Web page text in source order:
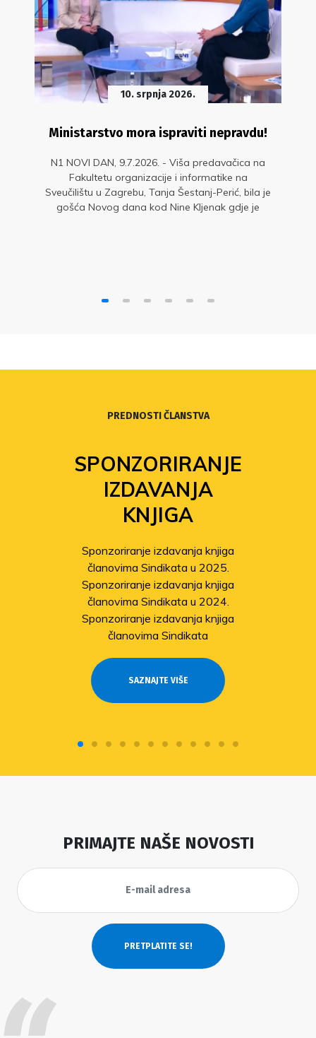
10. srpnja 2026.
Ministarstvo mora ispraviti nepravdu!
N1 NOVI DAN, 9.7.2026. - Viša predavačica na
Fakultetu organizacije i informatike na
Sveučilištu u Zagrebu, Tanja Šestanj-Perić, bila je
gošća Novog dana kod Nine Kljenak gdje je
PREDNOSTI ČLANSTVA
SPONZORIRANJE
IZDAVANJA
KNJIGA
Sponzoriranje izdavanja knjiga
članovima Sindikata u 2025.
Sponzoriranje izdavanja knjiga
članovima Sindikata u 2024.
Sponzoriranje izdavanja knjiga
članovima Sindikata
SAZNAJTE VIŠE
PRIMAJTE NAŠE NOVOSTI